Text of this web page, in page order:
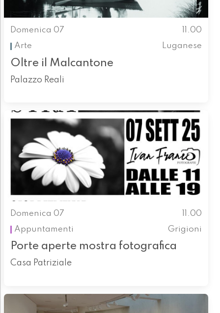
Domenica 07
11.00
Arte
Luganese
Oltre il Malcantone
Palazzo Reali
Domenica 07
11.00
Appuntamenti
Grigioni
Porte aperte mostra fotografica
Casa Patriziale